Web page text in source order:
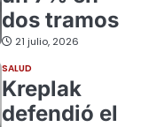
dos tramos
21 julio, 2026
SALUD
Kreplak
defendió el